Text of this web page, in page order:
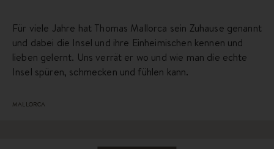
Für viele Jahre hat Thomas Mallorca sein Zuhause genannt
und dabei die Insel und ihre Einheimischen kennen und
lieben gelernt. Uns verrät er wo und wie man die echte
Insel spüren, schmecken und fühlen kann.
MALLORCA